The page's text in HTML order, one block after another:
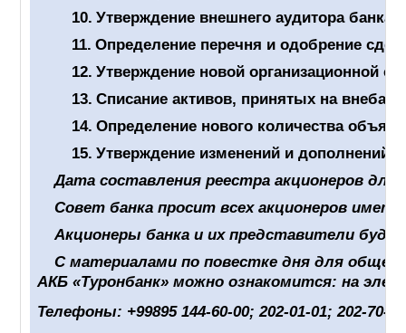
10. Утверждение внешнего аудитора банка
11. Определение перечня и одобрение
12. Утверждение новой организационной
13. Списание активов, принятых на
14. Определение нового количества
15. Утверждение изменений и дополнений,
Дата составления реестра акционеров для
Совет банка просит всех акционеров
Акционеры банка и их представители
С материалами по повестке дня для
АКБ «Туронбанк» можно ознакомится: на
Телефоны: +99895 144-60-00; 202-01-01; 202-70-